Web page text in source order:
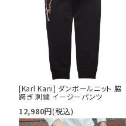
[Karl Kani] ダンボールニット 脇
跨ぎ 刺繍 イージーパンツ
12,980円(税込)